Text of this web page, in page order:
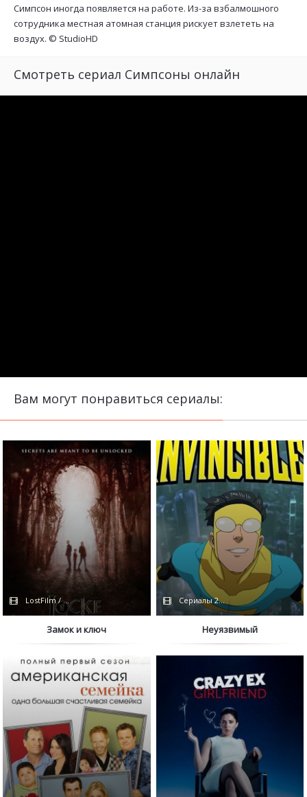
Симпсон иногда появляется на работе. Из-за взбалмошного
сотрудника местная атомная станция рискует взлететь на
воздух. © StudioHD
Смотреть сериал Симпсоны онлайн
Вам могут понравиться сериалы:
LostFilm / Netflix
Замок и ключ
Сериалы 2021 / NewStudio /
Неуязвимый